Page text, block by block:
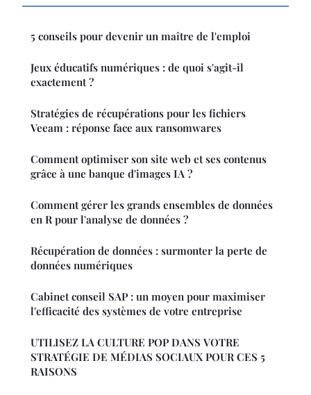
5 conseils pour devenir un maître de l'emploi
Jeux éducatifs numériques : de quoi s'agit-il
exactement ?
Stratégies de récupérations pour les fichiers
Veeam : réponse face aux ransomwares
Comment optimiser son site web et ses contenus
grâce à une banque d'images IA ?
Comment gérer les grands ensembles de données
en R pour l'analyse de données ?
Récupération de données : surmonter la perte de
données numériques
Cabinet conseil SAP : un moyen pour maximiser
l'efficacité des systèmes de votre entreprise
UTILISEZ LA CULTURE POP DANS VOTRE
STRATÉGIE DE MÉDIAS SOCIAUX POUR CES 5
RAISONS